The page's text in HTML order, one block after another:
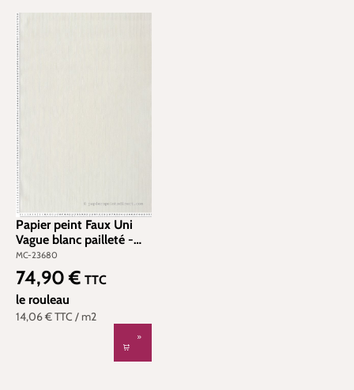
Papier peint Faux Uni
Vague blanc pailleté -
San Marco de
Montecolino | Réf. MC-
23680
MC-23680
14,06 €TTC / m2
Prix régulier :
74,90 € TTC
le rouleau